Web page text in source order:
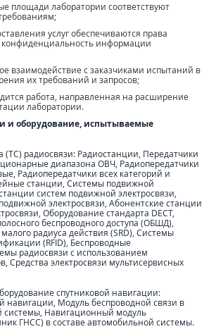
площади лаборатории соответствуют
услуг обеспечиваются права
конфиденциальность информации
взаимодействие с заказчиками испытаний в
их требований и запросов;
работа, направленная на расширение
лаборатории.
и оборудование, испытываемые
(ТС) радиосвязи: Радиостанции, Передатчики
диапазона ОВЧ, Радиопередатчики
Радиопередатчики всех категорий и
станции, Системы подвижной
систем подвижной электросвязи,
электросвязи, Абонентские станции
Оборудование стандарта DECT,
беспроводного доступа (ОБШД),
радиуса действия (SRD), Системы
(RFID), Беспроводные
радиосвязи с использованием
Средства электросвязи мультисервисных
спутниковой навигации:
навигации, Модуль беспроводной связи в
системы, Навигационный модуль
ГНСС) в составе автомобильной системы.